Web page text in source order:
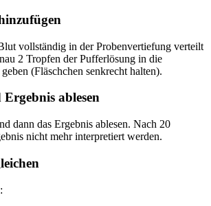
vollständig in der Probenvertiefung verteilt
2 Tropfen der Pufferlösung in die
(Fläschchen senkrecht halten).
ablesen
dann das Ergebnis ablesen. Nach 20
nicht mehr interpretiert werden.